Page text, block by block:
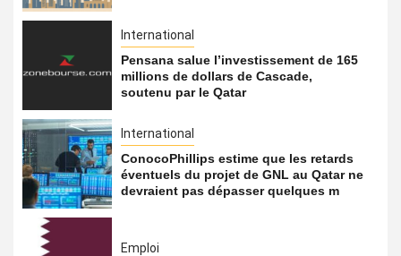
International
Pensana salue l’investissement de 165
millions de dollars de Cascade,
soutenu par le Qatar
International
ConocoPhillips estime que les retards
éventuels du projet de GNL au Qatar ne
devraient pas dépasser quelques m
Emploi